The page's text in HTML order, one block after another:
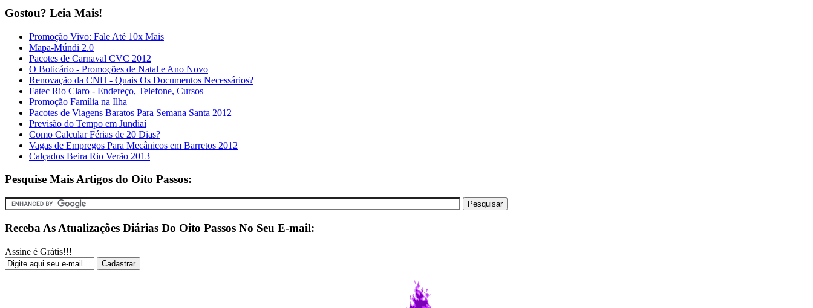
Gostou? Leia Mais!
Promoção Vivo: Fale Até 10x Mais
Mapa-Múndi 2.0
Pacotes de Carnaval CVC 2012
O Boticário - Promoções de Natal e Ano Novo
Renovação da CNH - Quais Os Documentos Necessários?
Fatec Rio Claro - Endereço, Telefone, Cursos
Promoção Família na Ilha
Pacotes de Viagens Baratos Para Semana Santa 2012
Previsão do Tempo em Jundiaí
Como Calcular Férias de 20 Dias?
Vagas de Empregos Para Mecânicos em Barretos 2012
Calçados Beira Rio Verão 2013
Pesquise Mais Artigos do Oito Passos:
Receba As Atualizações Diárias Do Oito Passos No Seu E-mail:
Assine é Grátis!!!